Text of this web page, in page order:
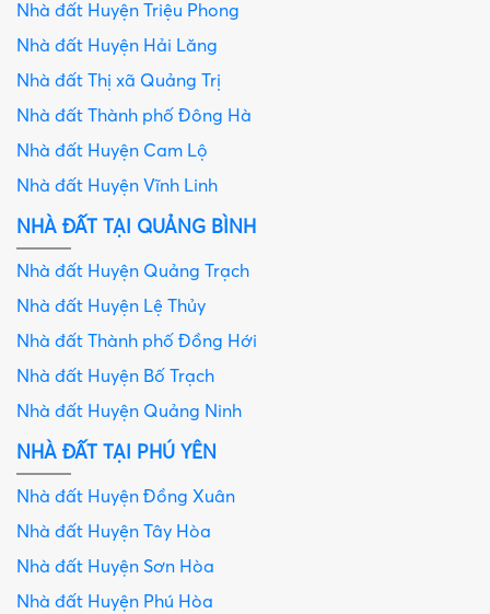
Nhà đất Huyện Triệu Phong
Nhà đất Huyện Hải Lăng
Nhà đất Thị xã Quảng Trị
Nhà đất Thành phố Đông Hà
Nhà đất Huyện Cam Lộ
Nhà đất Huyện Vĩnh Linh
NHÀ ĐẤT TẠI QUẢNG BÌNH
Nhà đất Huyện Quảng Trạch
Nhà đất Huyện Lệ Thủy
Nhà đất Thành phố Đồng Hới
Nhà đất Huyện Bố Trạch
Nhà đất Huyện Quảng Ninh
NHÀ ĐẤT TẠI PHÚ YÊN
Nhà đất Huyện Đồng Xuân
Nhà đất Huyện Tây Hòa
Nhà đất Huyện Sơn Hòa
Nhà đất Huyện Phú Hòa